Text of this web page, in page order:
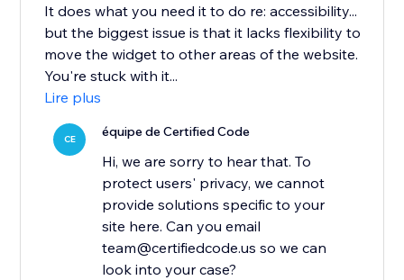
It does what you need it to do re: accessibility...
but the biggest issue is that it lacks flexibility to
move the widget to other areas of the website.
You're stuck with it...
Lire plus
CE équipe de Certified Code
Hi, we are sorry to hear that. To
protect users' privacy, we cannot
provide solutions specific to your
site here. Can you email
team@certifiedcode.us so we can
look into your case?